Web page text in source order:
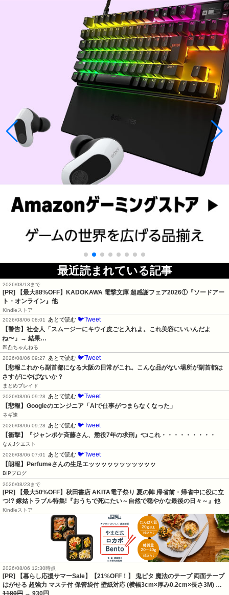
最近読まれている記事
2026/08/13まで
[PR] 【最大88%OFF】KADOKAWA 電撃文庫 超感謝フェア2026①『ソードアー
ト・オンライン』他
Kindleストア
2026/08/06 08:01 あとで読む 🐦Tweet
【警告】社会人「スムージーにキウイ皮ごと入れよ。これ美容にいいんだよ
ね〜」→ 結果…
凹凸ちゃんねる
2026/08/06 09:27 あとで読む 🐦Tweet
【悲報これから副首都になる大阪の日常がこれ。こんな品がない場所が副首都は
さすがにやばないか？
まとめブレイド
2026/08/06 09:28 あとで読む 🐦Tweet
【悲報】Googleのエンジニア「AIで仕事がつまらなくなった」
ネギ速
2026/08/06 09:28 あとで読む 🐦Tweet
【衝撃】『ジャンポケ斉藤さん、懲役7年の求刑』👈これ・・・・・・・・・
なんJクエスト
2026/08/06 07:01 あとで読む 🐦Tweet
【朗報】Perfumeさんの生足エッッッッッッッッッッッ
BIPブログ
2026/08/23まで
[PR] 【最大50%OFF】秋田書店 AKITA電子祭り 夏の陣 帰省前・帰省中に役に立
つ!? 嫁姑トラブル特集!『おうちで死にたい～自然で穏やかな最後の日々～』他
Kindleストア
2026/08/06 12:30時点
[PR] 【暮らし応援サマーSale】【21%OFF！】 鬼ピタ 魔法のテープ 両面テープ
はがせる 超強力 マステ付 保管袋付 壁紙対応 (横幅3cm×厚み0.2cm×長さ3M) …
1180円 → 930円